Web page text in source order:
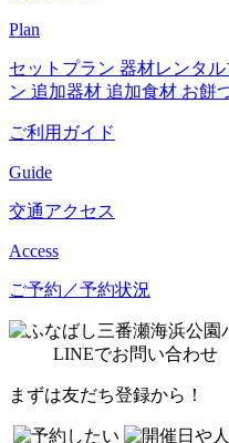
Plan
セットプラン 器材レンタル
ン 追加器材 追加食材 お餅
ご利用ガイド
Guide
交通アクセス
Access
ご予約／予約状況
LINEでお問い合わせ
まずは友だち登録から！